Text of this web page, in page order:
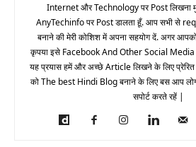
Internet और Technology पर Post लिखना
AnyTechinfo पर Post डालता हूँ. आप सभी से
बनाने की मेरी कोशिश में अपना सहयोग दें. अगर
कृपया इसे Facebook And Other Social
यह प्रयास हमें और अच्छे Article लिखने के लिए
को The best Hindi Blog बनाने के लिए बस आप
सपोर्ट करते रहें |